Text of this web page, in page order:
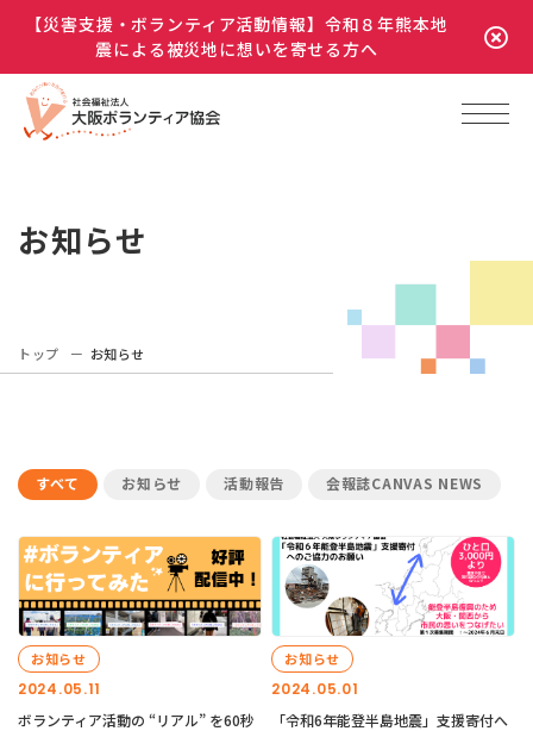
【災害支援・ボランティア活動情報】令和８年熊本地
震による被災地に想いを寄せる方へ
お知らせ
トップ お知らせ
すべて お知らせ 活動報告 会報誌CANVAS NEWS
2024.05.11
お知らせ
ボランティア活動の “リアル” を60秒
2024.05.01
お知らせ
「令和6年能登半島地震」支援寄付へ